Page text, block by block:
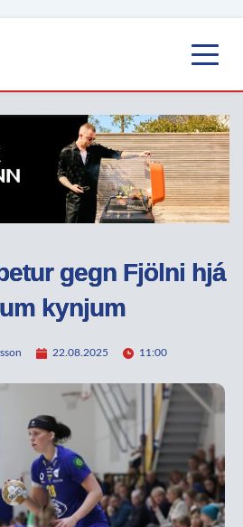
gegn Fjölni hjá
kynjum
22.08.2025 11:00